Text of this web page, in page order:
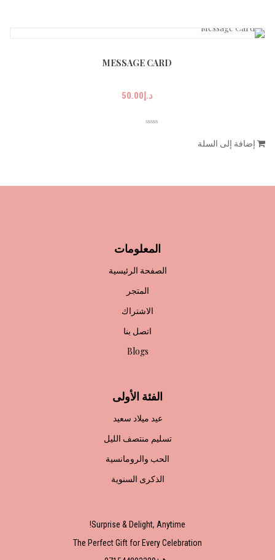
MESSAGE CARD
د.إ50.00
إضافة إلى السلة
المعلومات
الصفحة الرئيسية
المتجر
الاشتراك
اتصل بنا
Blogs
الفئة الأولى
عيد ميلاد سعيد
تسليم منتصف الليل
الحب والرومانسية
الذكرى السنوية
Surprise & Delight, Anytime!
The Perfect Gift for Every Celebration